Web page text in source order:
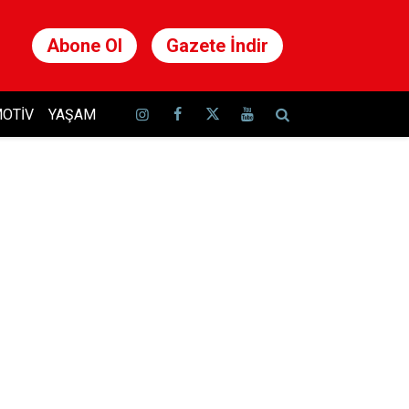
Abone Ol Gazete İndir
YAŞAM